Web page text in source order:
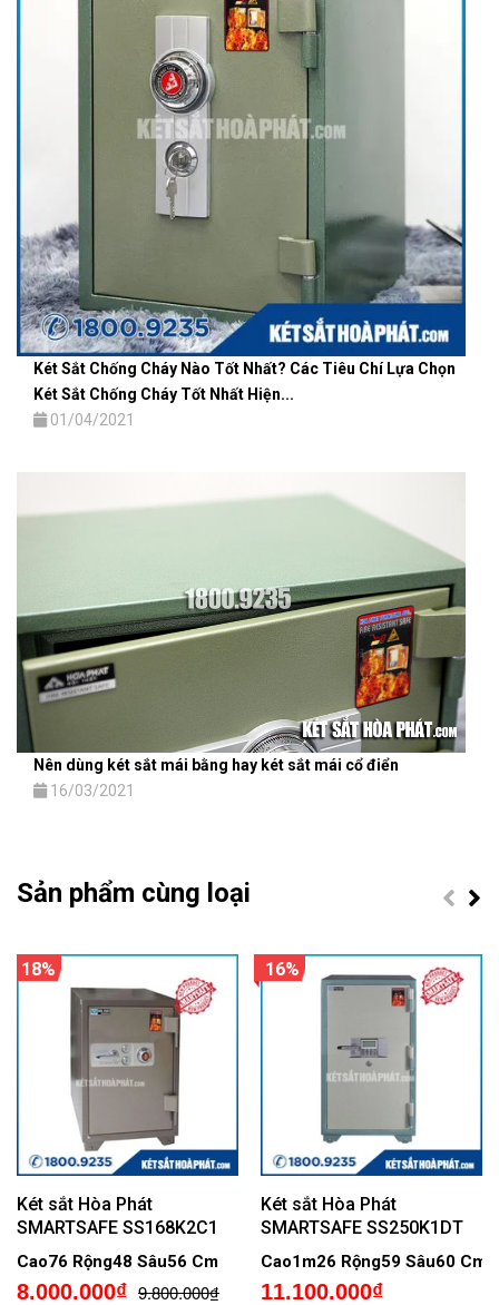
Két Sắt Chống Cháy Nào Tốt Nhất? Các Tiêu Chí Lựa Chọn
Két Sắt Chống Cháy Tốt Nhất Hiện...
01/04/2021
Nên dùng két sắt mái bằng hay két sắt mái cổ điển
16/03/2021
Sản phẩm cùng loại
18%
Két sắt Hòa Phát
SMARTSAFE SS168K2C1
Cao76 Rộng48 Sâu56 Cm
8.000.000₫ 9.800.000₫
16%
Két sắt Hòa Phát
SMARTSAFE SS250K1DT
Cao1m26 Rộng59 Sâu60 Cm
11.100.000₫